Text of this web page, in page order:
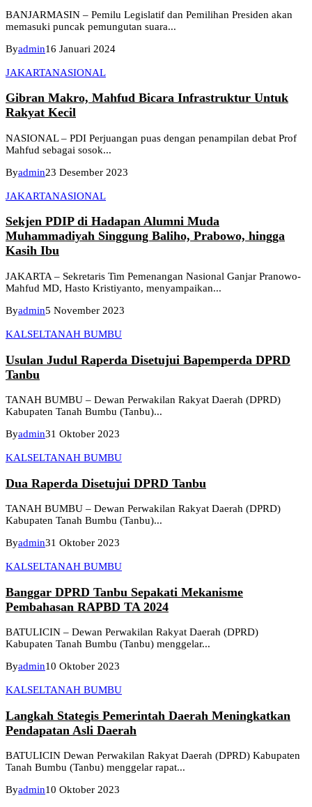
BANJARMASIN – Pemilu Legislatif dan Pemilihan Presiden akan
memasuki puncak pemungutan suara...
Byadmin16 Januari 2024
JAKARTANASIONAL
Gibran Makro, Mahfud Bicara Infrastruktur Untuk
Rakyat Kecil
NASIONAL – PDI Perjuangan puas dengan penampilan debat Prof
Mahfud sebagai sosok...
Byadmin23 Desember 2023
JAKARTANASIONAL
Sekjen PDIP di Hadapan Alumni Muda
Muhammadiyah Singgung Baliho, Prabowo, hingga
Kasih Ibu
JAKARTA – Sekretaris Tim Pemenangan Nasional Ganjar Pranowo-
Mahfud MD, Hasto Kristiyanto, menyampaikan...
Byadmin5 November 2023
KALSELTANAH BUMBU
Usulan Judul Raperda Disetujui Bapemperda DPRD
Tanbu
TANAH BUMBU – Dewan Perwakilan Rakyat Daerah (DPRD)
Kabupaten Tanah Bumbu (Tanbu)...
Byadmin31 Oktober 2023
KALSELTANAH BUMBU
Dua Raperda Disetujui DPRD Tanbu
TANAH BUMBU – Dewan Perwakilan Rakyat Daerah (DPRD)
Kabupaten Tanah Bumbu (Tanbu)...
Byadmin31 Oktober 2023
KALSELTANAH BUMBU
Banggar DPRD Tanbu Sepakati Mekanisme
Pembahasan RAPBD TA 2024
BATULICIN – Dewan Perwakilan Rakyat Daerah (DPRD)
Kabupaten Tanah Bumbu (Tanbu) menggelar...
Byadmin10 Oktober 2023
KALSELTANAH BUMBU
Langkah Stategis Pemerintah Daerah Meningkatkan
Pendapatan Asli Daerah
BATULICIN Dewan Perwakilan Rakyat Daerah (DPRD) Kabupaten
Tanah Bumbu (Tanbu) menggelar rapat...
Byadmin10 Oktober 2023